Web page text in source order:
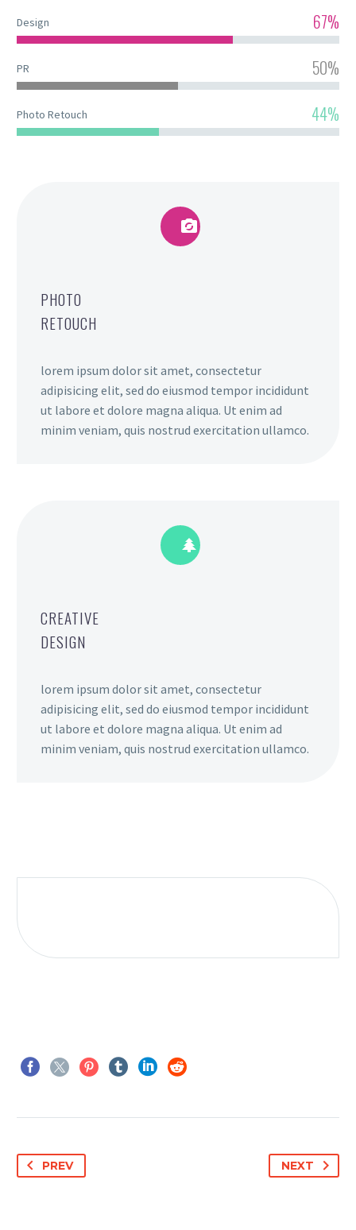
Design 67%
PR 50%
Photo Retouch 44%


PHOTO
RETOUCH
lorem ipsum dolor sit amet, consectetur
adipisicing elit, sed do eiusmod tempor incididunt
ut labore et dolore magna aliqua. Ut enim ad
minim veniam, quis nostrud exercitation ullamco.


CREATIVE
DESIGN
lorem ipsum dolor sit amet, consectetur
adipisicing elit, sed do eiusmod tempor incididunt
ut labore et dolore magna aliqua. Ut enim ad
minim veniam, quis nostrud exercitation ullamco.
PREV NEXT